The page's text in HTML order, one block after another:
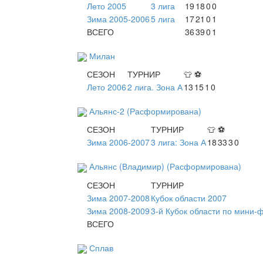
Лето 2005
3 лига 19 1800
Зима 2005-20065 лига 1721 0 1
ВСЕГО
36390 1
Милан
СЕЗОН
ТУРНИР 👕 ⚽
Лето 20062 лига. Зона А13 151 0
Альянс-2 (Расформирована)
СЕЗОН
ТУРНИР 👕 ⚽
Зима 2006-20073 лига: Зона А183330
Альянс (Владимир) (Расформирована)
СЕЗОН
ТУРНИР
Зима 2007-2008 Кубок области 2007
Зима 2008-20093-й Кубок области по мини-
ВСЕГО
Сплав